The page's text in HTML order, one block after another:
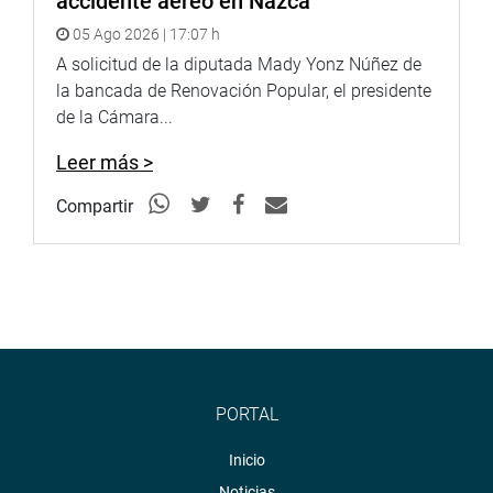
equipamiento”, dijo la legisladora.
Tras el diálogo sostenido con el director del nosocomio,
equipo técnico y tras recorrer sus instalaciones, Camones
Soriano asumió el compromiso de apoyarlos en múltiples
asegurados en la región.
Asimismo, para asegurar la permanencia de los
establecimientos de salud implementados por
que el congresista Manuel García Correa reafirmará su
cuenten con el servicio de agua y desagüe.
05 Ago 2026 | 17:07 h
A solicitud de la diputada Mady Yonz Núñez de
la bancada de Renovación Popular, el presidente
de la Cámara...
Leer más >
Compartir
PORTAL
Inicio